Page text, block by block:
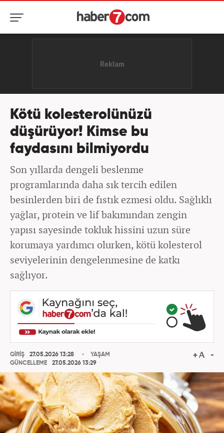
Kötü kolesterolünüzü
düşürüyor! Kimse bu
faydasını bilmiyordu
Son yıllarda dengeli beslenme
programlarında daha sık tercih edilen
besinlerden biri de fıstık ezmesi oldu. Sağlıklı
yağlar, protein ve lif bakımından zengin
yapısı sayesinde tokluk hissini uzun süre
korumaya yardımcı olurken, kötü kolesterol
seviyelerinin dengelenmesine de katkı
sağlıyor.
GİRİŞ
27.05.2026 13:28
GÜNCELLEME
27.05.2026 13:29
YAŞAM